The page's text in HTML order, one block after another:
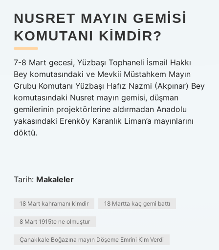
NUSRET MAYIN GEMISI
KOMUTANI KIMDIR?
7-8 Mart gecesi, Yüzbaşı Tophaneli İsmail Hakkı
Bey komutasındaki ve Mevkii Müstahkem Mayın
Grubu Komutanı Yüzbaşı Hafız Nazmi (Akpınar) Bey
komutasındaki Nusret mayın gemisi, düşman
gemilerinin projektörlerine aldırmadan Anadolu
yakasındaki Erenköy Karanlık Liman’a mayınlarını
döktü.
Tarih: Makaleler
18 Mart kahramanı kimdir 18 Martta kaç gemi battı
8 Mart 1915te ne olmuştur
Çanakkale Boğazına mayın Döşeme Emrini Kim Verdi